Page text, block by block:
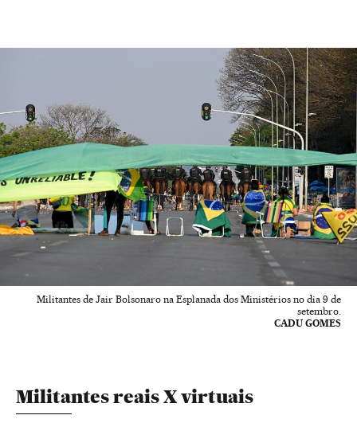
Militantes de Jair Bolsonaro na Esplanada dos Ministérios no dia 9 de
setembro.
CADU GOMES
Militantes reais X virtuais